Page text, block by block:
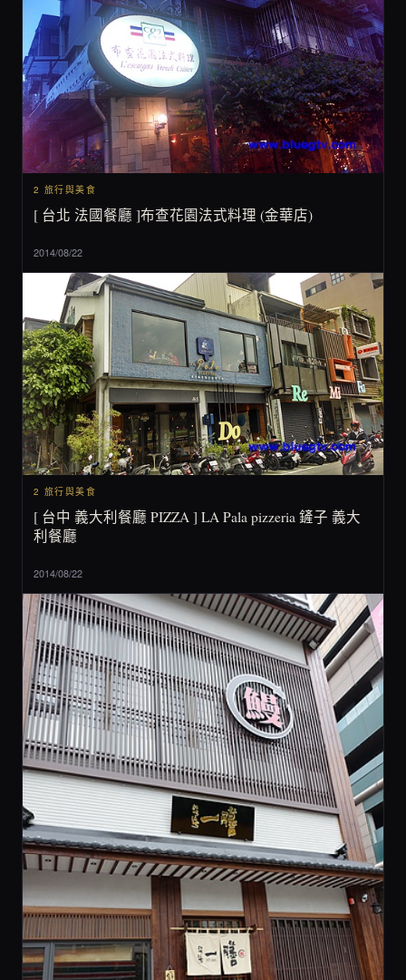
2 旅行與美食
[ 台北 法國餐廳 ]布查花園法式料理 (金華店)
2014/08/22
2 旅行與美食
[ 台中 義大利餐廳 PIZZA ] LA Pala pizzeria 鏟子 義大
利餐廳
2014/08/22